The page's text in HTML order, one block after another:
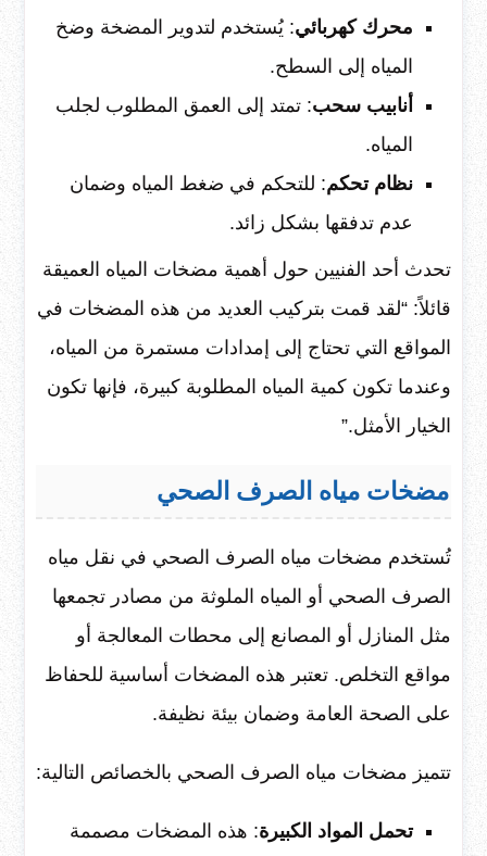
محرك كهربائي: يُستخدم لتدوير المضخة وضخ
المياه إلى السطح.
أنابيب سحب: تمتد إلى العمق المطلوب لجلب
المياه.
نظام تحكم: للتحكم في ضغط المياه وضمان
عدم تدفقها بشكل زائد.
تحدث أحد الفنيين حول أهمية مضخات المياه العميقة
قائلاً: “لقد قمت بتركيب العديد من هذه المضخات في
المواقع التي تحتاج إلى إمدادات مستمرة من المياه،
وعندما تكون كمية المياه المطلوبة كبيرة، فإنها تكون
الخيار الأمثل.”
مضخات مياه الصرف الصحي
تُستخدم مضخات مياه الصرف الصحي في نقل مياه
الصرف الصحي أو المياه الملوثة من مصادر تجمعها
مثل المنازل أو المصانع إلى محطات المعالجة أو
مواقع التخلص. تعتبر هذه المضخات أساسية للحفاظ
على الصحة العامة وضمان بيئة نظيفة.
تتميز مضخات مياه الصرف الصحي بالخصائص التالية:
تحمل المواد الكبيرة: هذه المضخات مصممة